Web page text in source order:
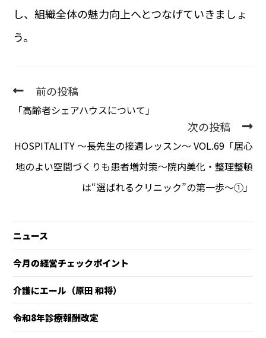
し、組織全体の魅力向上へとつなげていきましょ
う。
前の投稿
「高齢者シェアハウスについて」
次の投稿
HOSPITALITY 〜長先生の接遇レッスン〜 VOL.69「居心
地のよい空間づくりも患者増対策～院内美化・整理整頓
は“選ばれるクリニック”の第一歩～①」
ニュース
今月の経営チェックポイント
介護にエール（原田 和将）
令和8年診療報酬改定